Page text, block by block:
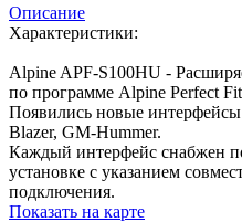
Описание
Характеристики:
Alpine APF-S100HU -
по программе Alpine Perfect
Появились новые
Blazer, GM-Hummer.
Каждый интерфейс снабжен
установке с указанием
подключения.
Показать на карте